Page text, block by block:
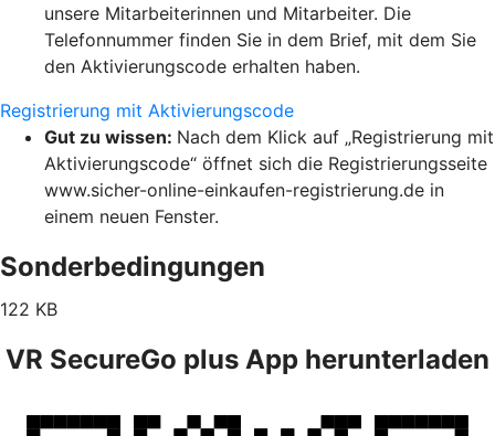
unsere Mitarbeiterinnen und Mitarbeiter. Die
Telefonnummer finden Sie in dem Brief, mit dem Sie
den Aktivierungscode erhalten haben.
Registrierung mit Aktivierungscode
Gut zu wissen: Nach dem Klick auf „Registrierung mit
Aktivierungscode“ öffnet sich die Registrierungsseite
www.sicher-online-einkaufen-registrierung.de in
einem neuen Fenster.
Sonderbedingungen
122 KB
VR SecureGo plus App herunterladen